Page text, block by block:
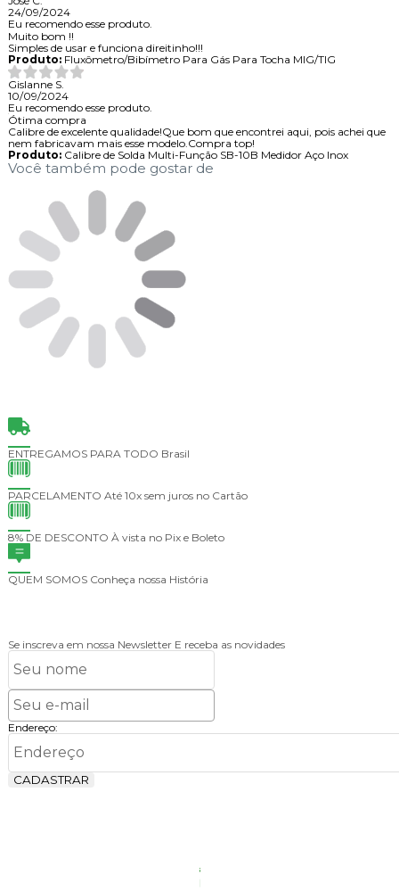
24/09/2024
Eu recomendo esse produto.
Muito bom !!
Simples de usar e funciona direitinho!!!
Produto:Fluxômetro/Bibímetro Para Gás Para Tocha MIG/TIG
Gislanne S.
10/09/2024
Eu recomendo esse produto.
Ótima compra
Calibre de excelente qualidade!Que bom que encontrei aqui, pois achei que
nem fabricavam mais esse modelo.Compra top!
Produto:Calibre de Solda Multi-Função SB-10B Medidor Aço Inox
Você também pode gostar de
ENTREGAMOS PARA TODO Brasil
PARCELAMENTO Até 10x sem juros no Cartão
8% DE DESCONTO À vista no Pix e Boleto
QUEM SOMOS Conheça nossa História
Se inscreva em nossa Newsletter E receba as novidades
Endereço:
CADASTRAR